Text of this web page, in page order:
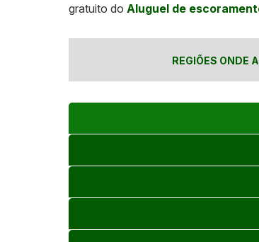
gratuito do Aluguel de
REGIÕES ONDE